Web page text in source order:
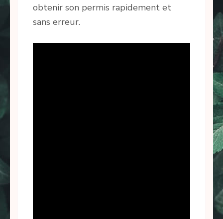
obtenir son permis rapidement et
sans erreur.